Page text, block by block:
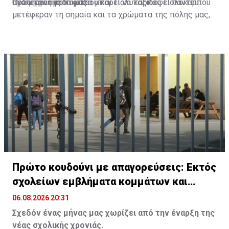
προς την ομάδα μας.
αγαπημένη σου ομάδα μπορεί να ταξιδέψει παντού.
Οι Σωκράτης Νικολάου και Πολύκαρπος Πολυκάρπου
μετέφεραν τη σημαία και τα χρώματα της πόλης μας,
Πρώτο κουδούνι με απαγορεύσεις: Εκτός
σχολείων εμβλήματα κομμάτων και
ομάδων
06.08.2026 20:31
Σχεδόν ένας μήνας μας χωρίζει από την έναρξη της
νέας σχολικής χρονιάς.